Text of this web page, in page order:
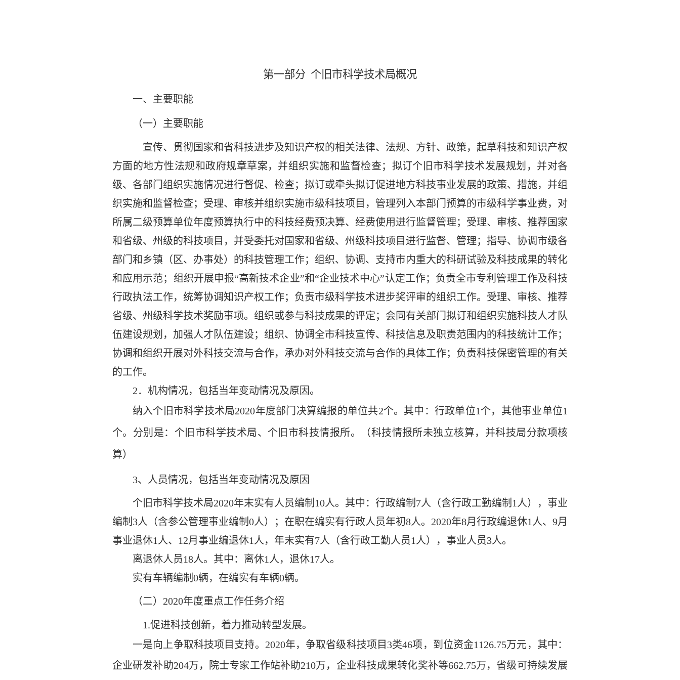
第一部分 个旧市科学技术局概况
一、主要职能
（一）主要职能
宣传、贯彻国家和省科技进步及知识产权的相关法律、法规、方针、政策，起草科技和知识产权
方面的地方性法规和政府规章草案，并组织实施和监督检查；拟订个旧市科学技术发展规划，并对各
级、各部门组织实施情况进行督促、检查；拟订或牵头拟订促进地方科技事业发展的政策、措施，并组
织实施和监督检查；受理、审核并组织实施市级科技项目，管理列入本部门预算的市级科学事业费，对
所属二级预算单位年度预算执行中的科技经费预决算、经费使用进行监督管理；受理、审核、推荐国家
和省级、州级的科技项目，并受委托对国家和省级、州级科技项目进行监督、管理；指导、协调市级各
部门和乡镇（区、办事处）的科技管理工作；组织、协调、支持市内重大的科研试验及科技成果的转化
和应用示范；组织开展申报“高新技术企业”和“企业技术中心”认定工作；负责全市专利管理工作及科技
行政执法工作，统筹协调知识产权工作；负责市级科学技术进步奖评审的组织工作。受理、审核、推荐
省级、州级科学技术奖励事项。组织或参与科技成果的评定；会同有关部门拟订和组织实施科技人才队
伍建设规划，加强人才队伍建设；组织、协调全市科技宣传、科技信息及职责范围内的科技统计工作；
协调和组织开展对外科技交流与合作，承办对外科技交流与合作的具体工作；负责科技保密管理的有关
的工作。
2．机构情况，包括当年变动情况及原因。
纳入个旧市科学技术局2020年度部门决算编报的单位共2个。其中：行政单位1个，其他事业单位1
个。分别是：个旧市科学技术局、个旧市科技情报所。（科技情报所未独立核算，并科技局分款项核
算）
3、人员情况，包括当年变动情况及原因
个旧市科学技术局2020年末实有人员编制10人。其中：行政编制 7人（含行政工勤编制 1人），事业
编制 3人（含参公管理事业编制 0人）；在职在编实有行政人员年初8人。2020年8月行政编退休1人、9月
事业退休1人、12月事业编退休1人，年末实有7人（含行政工勤人员1人），事业人员3人。
离退休人员18人。其中：离休1人，退休17人。
实有车辆编制 0辆，在编实有车辆0辆。
（二） 2020年度重点工作任务介绍
1.促进科技创新，着力推动转型发展。
一是向上争取科技项目支持。 2020年，争取省级科技项目3类46项，到位资金1126.75万元，其中：
企业研发补助204万，院士专家工作站补助210万，企业科技成果转化奖补等662.75万，省级可持续发展